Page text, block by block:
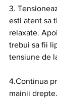
3.
esti atent sa
relaxate.
trebui sa fii
tensiune de
4.Continua
mainii